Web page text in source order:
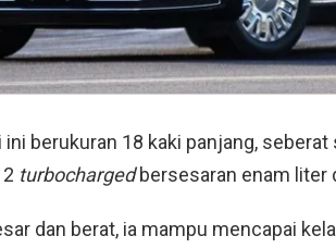
berukuran 18 kaki panjang,
turbochargedbersesaran enam liter
dan berat, ia mampu mencapai